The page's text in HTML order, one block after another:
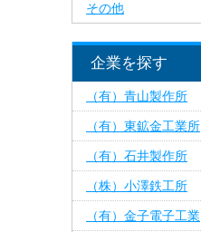
その他
企業を探す
（有）青山製作所
（有）東鉱金工業所
（有）石井製作所
（株）小澤鉄工所
（有）金子電子工業